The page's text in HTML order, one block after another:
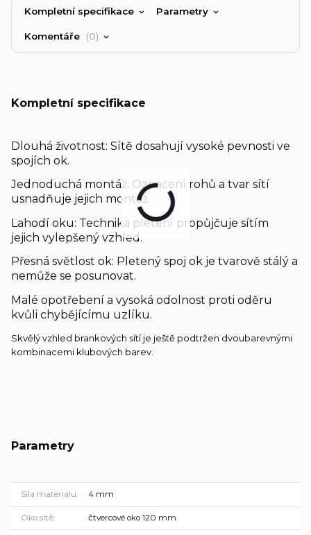
Kompletní specifikace Parametry
Komentáře 0
Kompletní specifikace
Dlouhá životnost: Sítě dosahují vysoké pevnosti ve
spojích ok.
Jednoduchá montáž: Označení rohů a tvar sítí
usnadňuje jejich montáž.
Lahodí oku: Technika pletení propůjčuje sítím
jejich vylepšený vzhled.
Přesná světlost ok: Pletený spoj ok je tvarově stálý a
nemůže se posunovat.
Malé opotřebení a vysoká odolnost proti oděru
kvůli chybějícímu uzlíku.
Skvělý vzhled brankových sítí je ještě podtržen dvoubarevnými
kombinacemi klubových barev.
Parametry
Síla materiálu 4 mm
Oko sítě čtvercové oko 120 mm